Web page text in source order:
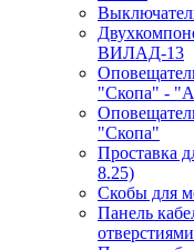
ВИЛАД-13
"Скопа" -
"Скопа"
Проставка
8.25)
Скобы для
Панель